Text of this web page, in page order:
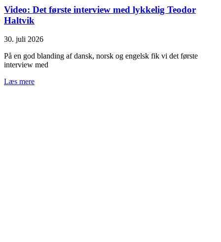
Video: Det første interview med lykkelig Teodor
Haltvik
30. juli 2026
På en god blanding af dansk, norsk og engelsk fik vi det første
interview med
Læs mere